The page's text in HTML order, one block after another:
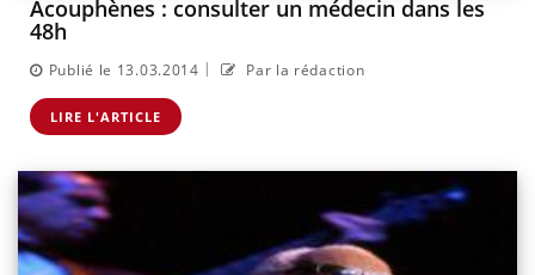
Acouphènes : consulter un médecin dans les
48h
Publié le 13.03.2014 | Par la rédaction
LIRE L'ARTICLE